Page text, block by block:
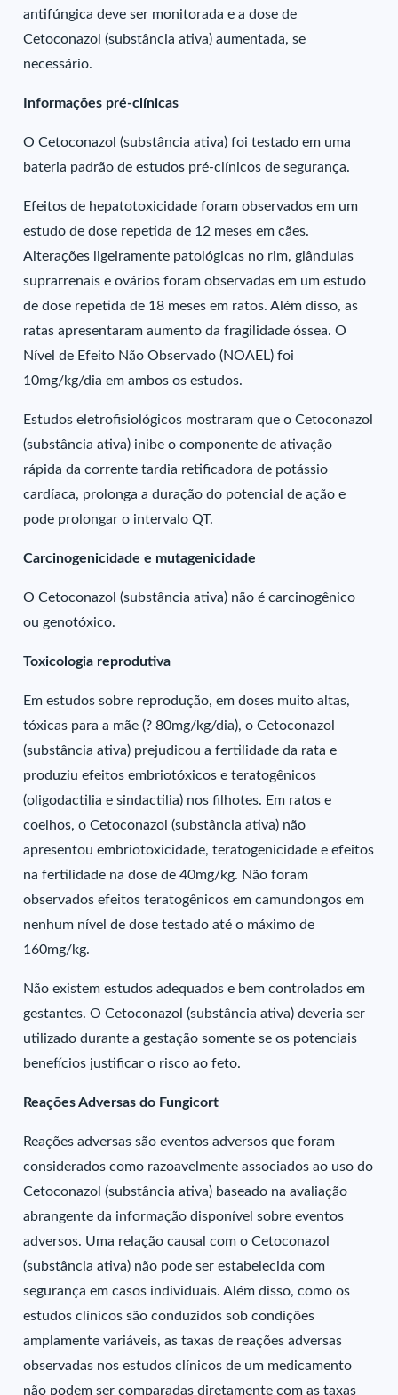
antifúngica deve ser monitorada e a dose de
Cetoconazol (substância ativa) aumentada, se
necessário.
Informações pré-clínicas
O Cetoconazol (substância ativa) foi testado em uma
bateria padrão de estudos pré-clínicos de segurança.
Efeitos de hepatotoxicidade foram observados em um
estudo de dose repetida de 12 meses em cães.
Alterações ligeiramente patológicas no rim, glândulas
suprarrenais e ovários foram observadas em um estudo
de dose repetida de 18 meses em ratos. Além disso, as
ratas apresentaram aumento da fragilidade óssea. O
Nível de Efeito Não Observado (NOAEL) foi
10mg/kg/dia em ambos os estudos.
Estudos eletrofisiológicos mostraram que o Cetoconazol
(substância ativa) inibe o componente de ativação
rápida da corrente tardia retificadora de potássio
cardíaca, prolonga a duração do potencial de ação e
pode prolongar o intervalo QT.
Carcinogenicidade e mutagenicidade
O Cetoconazol (substância ativa) não é carcinogênico
ou genotóxico.
Toxicologia reprodutiva
Em estudos sobre reprodução, em doses muito altas,
tóxicas para a mãe (? 80mg/kg/dia), o Cetoconazol
(substância ativa) prejudicou a fertilidade da rata e
produziu efeitos embriotóxicos e teratogênicos
(oligodactilia e sindactilia) nos filhotes. Em ratos e
coelhos, o Cetoconazol (substância ativa) não
apresentou embriotoxicidade, teratogenicidade e efeitos
na fertilidade na dose de 40mg/kg. Não foram
observados efeitos teratogênicos em camundongos em
nenhum nível de dose testado até o máximo de
160mg/kg.
Não existem estudos adequados e bem controlados em
gestantes. O Cetoconazol (substância ativa) deveria ser
utilizado durante a gestação somente se os potenciais
benefícios justificar o risco ao feto.
Reações Adversas do Fungicort
Reações adversas são eventos adversos que foram
considerados como razoavelmente associados ao uso do
Cetoconazol (substância ativa) baseado na avaliação
abrangente da informação disponível sobre eventos
adversos. Uma relação causal com o Cetoconazol
(substância ativa) não pode ser estabelecida com
segurança em casos individuais. Além disso, como os
estudos clínicos são conduzidos sob condições
amplamente variáveis, as taxas de reações adversas
observadas nos estudos clínicos de um medicamento
não podem ser comparadas diretamente com as taxas